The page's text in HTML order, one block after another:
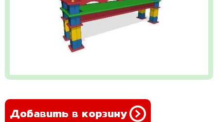
Добавить в корзину